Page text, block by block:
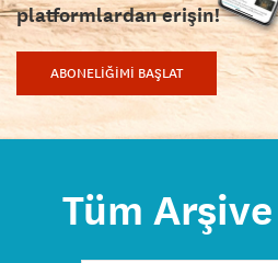
platformlardan erişin!
ABONELİĞİMİ BAŞLAT
Tüm Arşive